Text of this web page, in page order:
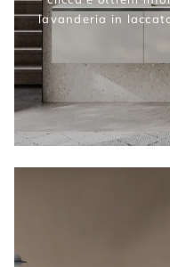
lavanderia in